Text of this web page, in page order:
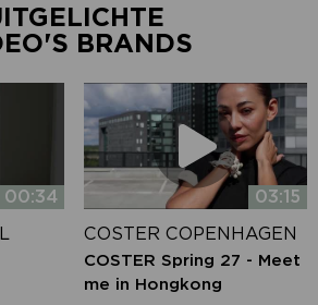
BRANDS
00:34
03:15
COSTER COPENHAGEN
COSTER Spring 27 - Meet
me in Hongkong